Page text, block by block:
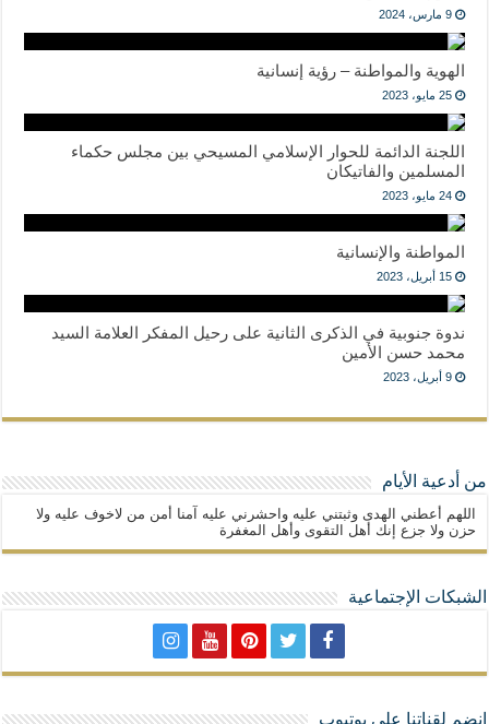
9 مارس، 2024
الهوية والمواطنة – رؤية إنسانية
25 مايو، 2023
اللجنة الدائمة للحوار الإسلامي المسيحي بين مجلس حكماء
المسلمين والفاتيكان
24 مايو، 2023
المواطنة والإنسانية
15 أبريل، 2023
ندوة جنوبية في الذكرى الثانية على رحيل المفكر العلامة السيد
محمد حسن الأمين
9 أبريل، 2023
من أدعية الأيام
اللهم أعطني الهدى وثبتني عليه واحشرني عليه آمنا أمن من لاخوف عليه ولا
حزن ولا جزع إنك أهل التقوى وأهل المغفرة
الشبكات الإجتماعية
إنضم لقناتنا على يوتيوب